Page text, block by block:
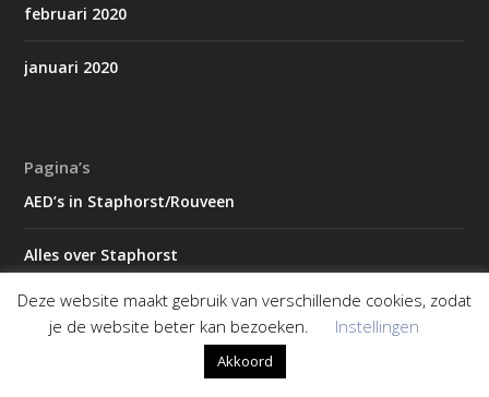
februari 2020
januari 2020
Pagina’s
AED’s in Staphorst/Rouveen
Alles over Staphorst
Contact
Koningsdag gemeente Staphorst
Deze website maakt gebruik van verschillende cookies, zodat
je de website beter kan bezoeken.
Instellingen
Akkoord